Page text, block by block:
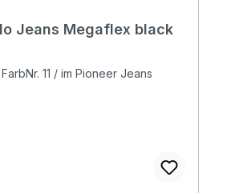
Jeans Megaflex black
11 / im Pioneer Jeans